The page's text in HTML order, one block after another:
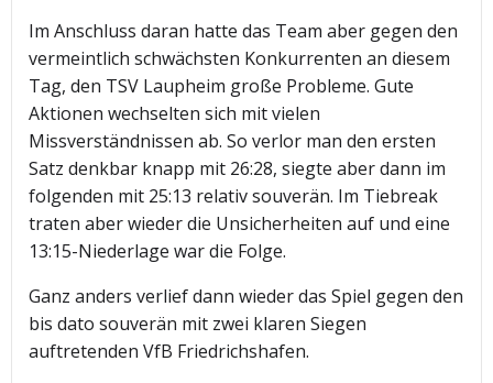
Im Anschluss daran hatte das Team aber gegen den
vermeintlich schwächsten Konkurrenten an diesem
Tag, den TSV Laupheim große Probleme. Gute
Aktionen wechselten sich mit vielen
Missverständnissen ab. So verlor man den ersten
Satz denkbar knapp mit 26:28, siegte aber dann im
folgenden mit 25:13 relativ souverän. Im Tiebreak
traten aber wieder die Unsicherheiten auf und eine
13:15-Niederlage war die Folge.
Ganz anders verlief dann wieder das Spiel gegen den
bis dato souverän mit zwei klaren Siegen
auftretenden VfB Friedrichshafen.